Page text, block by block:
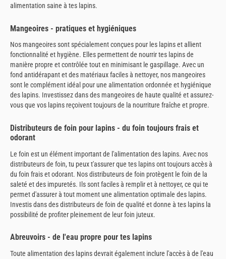
alimentation saine à tes lapins.
Mangeoires - pratiques et hygiéniques
Nos mangeoires sont spécialement conçues pour les lapins et allient
fonctionnalité et hygiène. Elles permettent de nourrir tes lapins de
manière propre et contrôlée tout en minimisant le gaspillage. Avec un
fond antidérapant et des matériaux faciles à nettoyer, nos mangeoires
sont le complément idéal pour une alimentation ordonnée et hygiénique
des lapins. Investissez dans des mangeoires de haute qualité et assurez-
vous que vos lapins reçoivent toujours de la nourriture fraîche et propre.
Distributeurs de foin pour lapins - du foin toujours frais et
odorant
Le foin est un élément important de l'alimentation des lapins. Avec nos
distributeurs de foin, tu peux t'assurer que tes lapins ont toujours accès à
du foin frais et odorant. Nos distributeurs de foin protègent le foin de la
saleté et des impuretés. Ils sont faciles à remplir et à nettoyer, ce qui te
permet d'assurer à tout moment une alimentation optimale des lapins.
Investis dans des distributeurs de foin de qualité et donne à tes lapins la
possibilité de profiter pleinement de leur foin juteux.
Abreuvoirs - de l'eau propre pour tes lapins
Toute alimentation des lapins devrait également inclure l'accès à de l'eau